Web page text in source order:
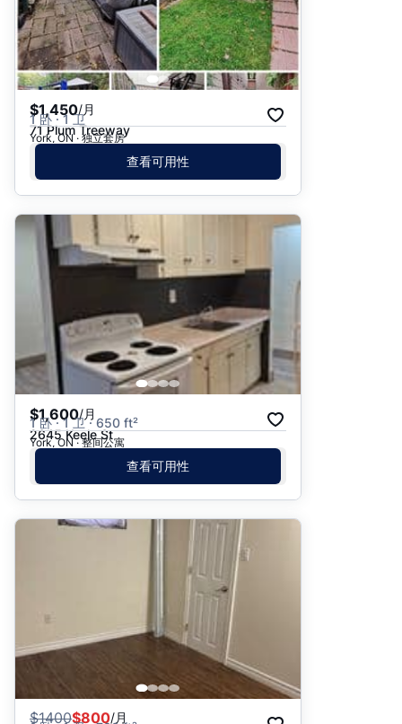
价格 - $$$ 到 $
价格 - $ 到 $$$
$1,450/月
1 卧 · 1 卫
71 Plum Treeway
York, ON · 独立套房
查看可用性
$1,600/月
1 卧 · 1 卫 · 650 ft²
2645 Keele St
York, ON · 整间公寓
查看可用性
$1400$800/月